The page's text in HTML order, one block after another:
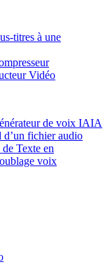
titres à une
Vidéo
de voix IAIA
d’un fichier audio
Texte en
voix